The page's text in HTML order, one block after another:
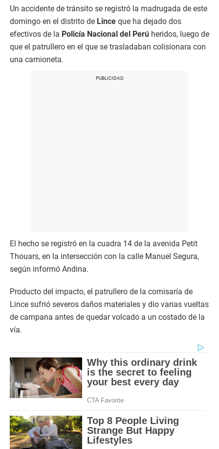
Un accidente de tránsito se registró la madrugada de este
domingo en el distrito de Lince que ha dejado dos
efectivos de la Policía Nacional del Perú heridos, luego de
que el patrullero en el que se trasladaban colisionara con
una camioneta.
El hecho se registró en la cuadra 14 de la avenida Petit
Thouars, en la intersección con la calle Manuel Segura,
según informó Andina.
Producto del impacto, el patrullero de la comisaría de
Lince sufrió severos daños materiales y dio varias vueltas
de campana antes de quedar volcado a un costado de la
vía.